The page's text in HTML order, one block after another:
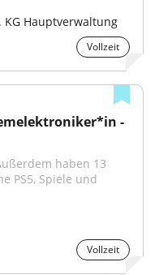
KG Hauptverwaltung
Vollzeit
-
haben 13
Vollzeit